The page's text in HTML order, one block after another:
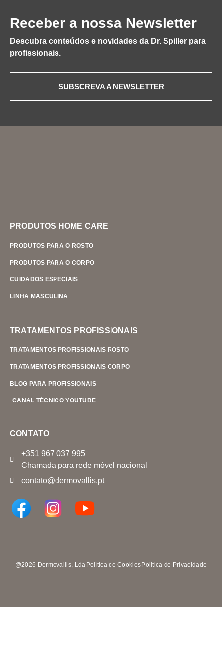
Receber a nossa Newsletter
Descubra conteúdos e novidades da Dr. Spiller para
profissionais.
SUBSCREVA A NEWSLETTER
PRODUTOS HOME CARE
PRODUTOS PARA O ROSTO
PRODUTOS PARA O CORPO
CUIDADOS ESPECIAIS
LINHA MASCULINA
TRATAMENTOS PROFISSIONAIS
TRATAMENTOS PROFISSIONAIS ROSTO
TRATAMENTOS PROFISSIONAIS CORPO
BLOG PARA PROFISSIONAIS
CANAL TÉCNICO YOUTUBE
CONTATO
+351 967 037 995
Chamada para rede móvel nacional
contato@dermovallis.pt
@2026 Dermovallis, LdaPolítica de CookiesPolitica de Privacidade